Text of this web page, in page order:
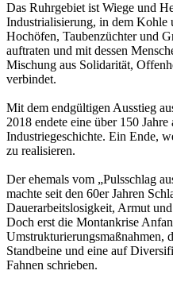
Das Ruhrgebiet ist Wiege und
Industrialisierung, in dem Kohle
Hochöfen, Taubenzüchter und
auftraten und mit dessen
Mischung aus Solidarität,
verbindet.
Mit dem endgültigen Ausstieg
2018 endete eine über 150
Industriegeschichte. Ein Ende,
zu realisieren.
Der ehemals vom „Pulsschlag
machte seit den 60er Jahren
Dauerarbeitslosigkeit, Armut
Doch erst die Montankrise
Umstrukturierungsmaßnahmen,
Standbeine und eine auf
Fahnen schrieben.